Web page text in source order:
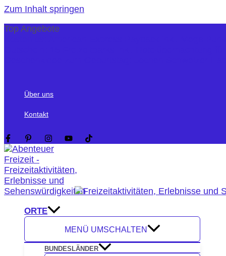
Zum Inhalt springen
Top Angebote
Über uns
Kontakt
ORTE
MENÜ UMSCHALTEN
BUNDESLÄNDER